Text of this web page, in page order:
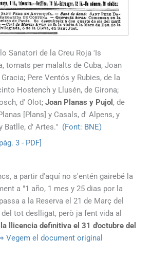
Sanatori de la Creu Roja 'Is
tornats per malalts de Cuba, Joan
Pere Ventós y Rubies, de la
Hostench y Llusén, de Girona;
d' Olot; Joan Planas y Pujol , de
[Plans] y Casals, d' Alpens, y
Batlle, d' Artes." (Font: BNE)
3 - PDF]
a partir d'aquí no s'entén gairebé la
a "1 año, 1 mes y 25 dias por la
a la Reserva el 21 de Març del
tot deslligat, però ja fent vida al
llicencia definitiva el 31 d'octubre del
Vegem el document original